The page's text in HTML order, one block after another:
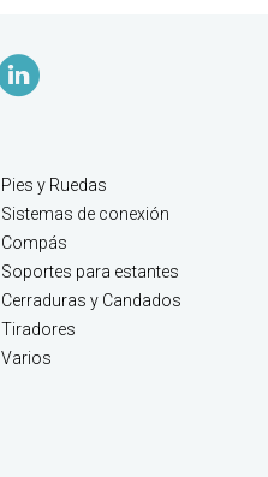
Pies y Ruedas
Sistemas de conexión
Compás
Soportes para estantes
Cerraduras y Candados
Tiradores
Varios